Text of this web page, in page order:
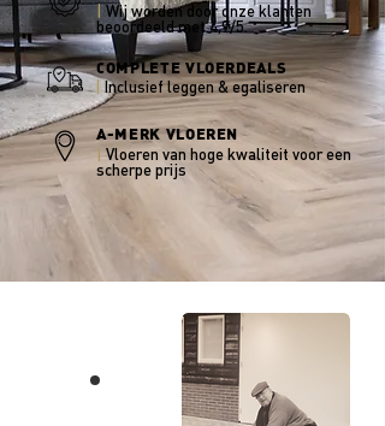
|Wij worden door onze klanten
beoordeeld met 4,9/5.
COMPLETE VLOERDEALS
Inclusief leggen & egaliseren
A-MERK VLOEREN
|Vloeren van hoge kwaliteit voor een
scherpe prijs